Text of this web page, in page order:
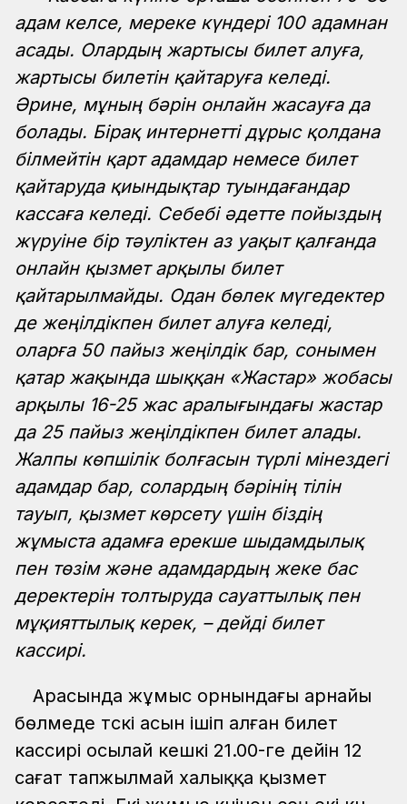
адам келсе, мереке күндері 100 адамнан
асады. Олардың жартысы билет алуға,
жартысы билетін қайтаруға келеді.
Әрине, мұның бәрін онлайн жасауға да
болады. Бірақ интернетті дұрыс қолдана
білмейтін қарт адамдар немесе билет
қайтаруда қиындықтар туындағандар
кассаға келеді. Себебі әдетте пойыздың
жүруіне бір тәуліктен аз уақыт қалғанда
онлайн қызмет арқылы билет
қайтарылмайды. Одан бөлек мүгедектер
де жеңілдікпен билет алуға келеді,
оларға 50 пайыз жеңілдік бар, сонымен
қатар жақында шыққан «Жастар» жобасы
арқылы 16-25 жас аралығындағы жастар
да 25 пайыз жеңілдікпен билет алады.
Жалпы көпшілік болғасын түрлі мінездегі
адамдар бар, солардың бәрінің тілін
тауып, қызмет көрсету үшін біздің
жұмыста адамға ерекше шыдамдылық
пен төзім және адамдардың жеке бас
деректерін толтыруда сауаттылық пен
мұқияттылық керек, – дейді билет
кассирі.
Арасында жұмыс орнындағы арнайы
бөлмеде түскі асын ішіп алған билет
кассирі осылай кешкі 21.00-ге дейін 12
сағат тапжылмай халыққа қызмет